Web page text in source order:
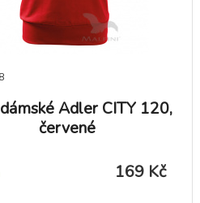
Adler CITY 120,
červené
169 Kč